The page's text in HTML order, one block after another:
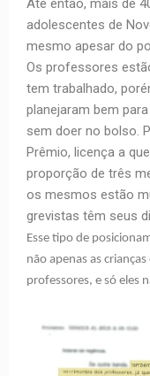
Até então, mais de
adolescentes de
mesmo apesar do
Os professores
tem trabalhado,
planejaram bem
sem doer no bolso.
Prêmio, licença a
proporção de três
os mesmos estão
grevistas têm seus
Esse tipo de
não apenas as
professores, e só eles